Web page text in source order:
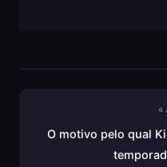
«
O motivo pelo qual